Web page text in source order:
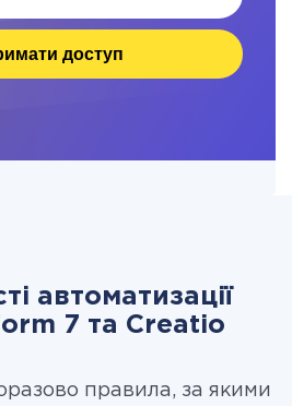
доступ
автоматизації
7 та Creatio
правила, за якими